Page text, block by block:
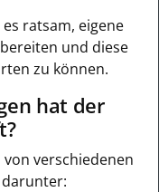
ratsam, eigene
und diese
zu können.
hat der
verschiedenen